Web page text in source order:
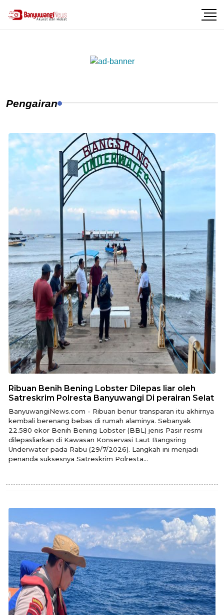
Pengairan
Ribuan Benih Bening Lobster Dilepas liar oleh
Satreskrim Polresta Banyuwangi Di perairan Selat
BanyuwangiNews.com - Ribuan benur transparan itu akhirnya
kembali berenang bebas di rumah alaminya. Sebanyak
22.580 ekor Benih Bening Lobster (BBL) jenis Pasir resmi
dilepasliarkan di Kawasan Konservasi Laut Bangsring
Underwater pada Rabu (29/7/2026). Langkah ini menjadi
penanda suksesnya Satreskrim Polresta...